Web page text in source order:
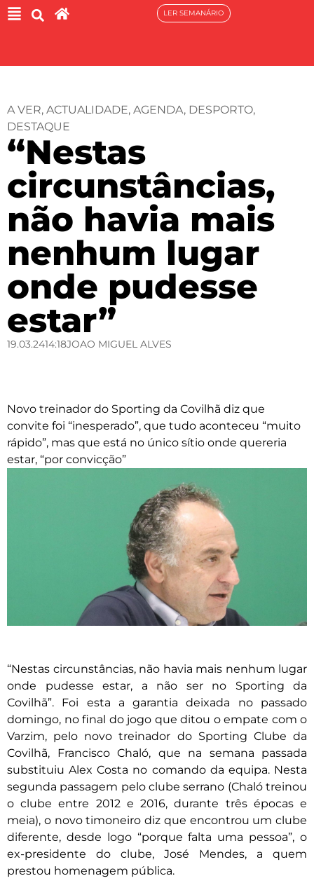
LER SEMANÁRIO
A VER, ACTUALIDADE, AGENDA, DESPORTO,
DESTAQUE
“Nestas
circunstâncias,
não havia mais
nenhum lugar
onde pudesse
estar”
19.03.2414:18JOAO MIGUEL ALVES
Novo treinador do Sporting da Covilhã diz que
convite foi “inesperado”, que tudo aconteceu “muito
rápido”, mas que está no único sítio onde quereria
estar, “por convicção”
“Nestas circunstâncias, não havia mais nenhum lugar
onde pudesse estar, a não ser no Sporting da
Covilhã”. Foi esta a garantia deixada no passado
domingo, no final do jogo que ditou o empate com o
Varzim, pelo novo treinador do Sporting Clube da
Covilhã, Francisco Chaló, que na semana passada
substituiu Alex Costa no comando da equipa. Nesta
segunda passagem pelo clube serrano (Chaló treinou
o clube entre 2012 e 2016, durante três épocas e
meia), o novo timoneiro diz que encontrou um clube
diferente, desde logo “porque falta uma pessoa”, o
ex-presidente do clube, José Mendes, a quem
prestou homenagem pública.